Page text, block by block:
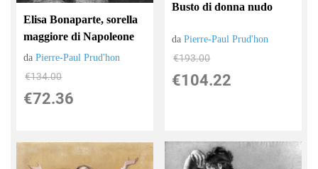
Elisa Bonaparte, sorella
maggiore di Napoleone
daPierre-Paul Prud'hon
€134.00
€72.36
Busto di donna nudo
daPierre-Paul Prud'hon
€193.00
€104.22